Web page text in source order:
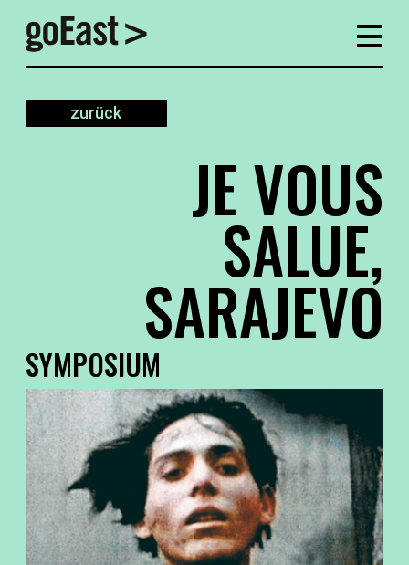
zurück
JE VOUS
SALUE,
SARAJEVO
SYMPOSIUM